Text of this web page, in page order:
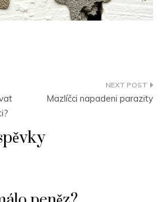
Mazlíčci napadeni parazity